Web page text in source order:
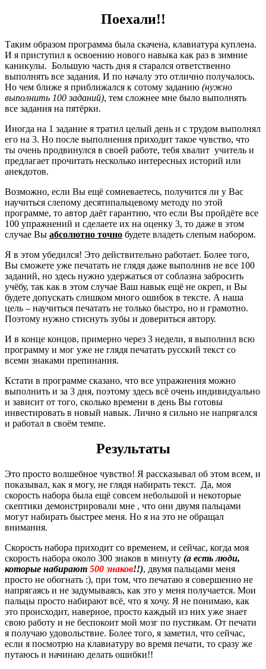
Поехали!!
Таким образом программа была скачена, клавиатура куплена.
И я приступил к освоению нового навыка как раз в зимние
каникулы. Большую часть дня я старался ответственно
выполнять все задания. И по началу это отлично получалось.
Но чем ближе я приближался к сотому заданию (нужно
выполнить 100 заданий), тем сложнее мне было выполнять
все задания на пятёрки.
Иногда на 1 задание я тратил целый день и с трудом выполнял
его на 3. Но после выполнения приходит такое чувство, что
ты очень продвинулся в своей работе, тебя хвалит учитель и
предлагает прочитать несколько интересных историй или
анекдотов.
Возможно, если Вы ещё сомневаетесь, получится ли у Вас
научиться слепому десятипальцевому методу по этой
программе, то автор даёт гарантию, что если Вы пройдёте все
100 упражнений и сделаете их на оценку 3, то даже в этом
случае Вы абсолютно точно будете владеть слепым набором.
Я в этом убедился! Это действительно работает. Более того,
Вы сможете уже печатать не глядя даже выполнив не все 100
заданий, но здесь нужно удержаться от соблазна забросить
учёбу, так как в этом случае Ваш навык ещё не окреп, и Вы
будете допускать слишком много ошибок в тексте. А наша
цель – научиться печатать не только быстро, но и грамотно.
Поэтому нужно стиснуть зубы и довериться автору.
И в конце концов, примерно через 3 недели, я выполнил всю
программу и мог уже не глядя печатать русский текст со
всеми знаками препинания.
Кстати в программе сказано, что все упражнения можно
выполнить и за 3 дня, поэтому здесь всё очень индивидуально
и зависит от того, сколько времени в день Вы готовы
инвестировать в новый навык. Лично я сильно не напрягался
и работал в своём темпе.
Результаты
Это просто волшебное чувство! Я рассказывал об этом всем, и
показывал, как я могу, не глядя набирать текст. Да, моя
скорость набора была ещё совсем небольшой и некоторые
скептики демонстрировали мне , что они двумя пальцами
могут набирать быстрее меня. Но я на это не обращал
внимания.
Скорость набора приходит со временем, и сейчас, когда моя
скорость набора около 300 знаков в минуту (а есть люди,
которые набирают 500 знаков!!), двумя пальцами меня
просто не обогнать :), при том, что печатаю я совершенно не
напрягаясь и не задумываясь, как это у меня получается. Мои
пальцы просто набирают всё, что я хочу. Я не понимаю, как
это происходит, наверное, просто каждый из них уже знает
свою работу и не беспокоит мой мозг по пустякам. От печати
я получаю удовольствие. Более того, я заметил, что сейчас,
если я посмотрю на клавиатуру во время печати, то сразу же
путаюсь и начинаю делать ошибки!!